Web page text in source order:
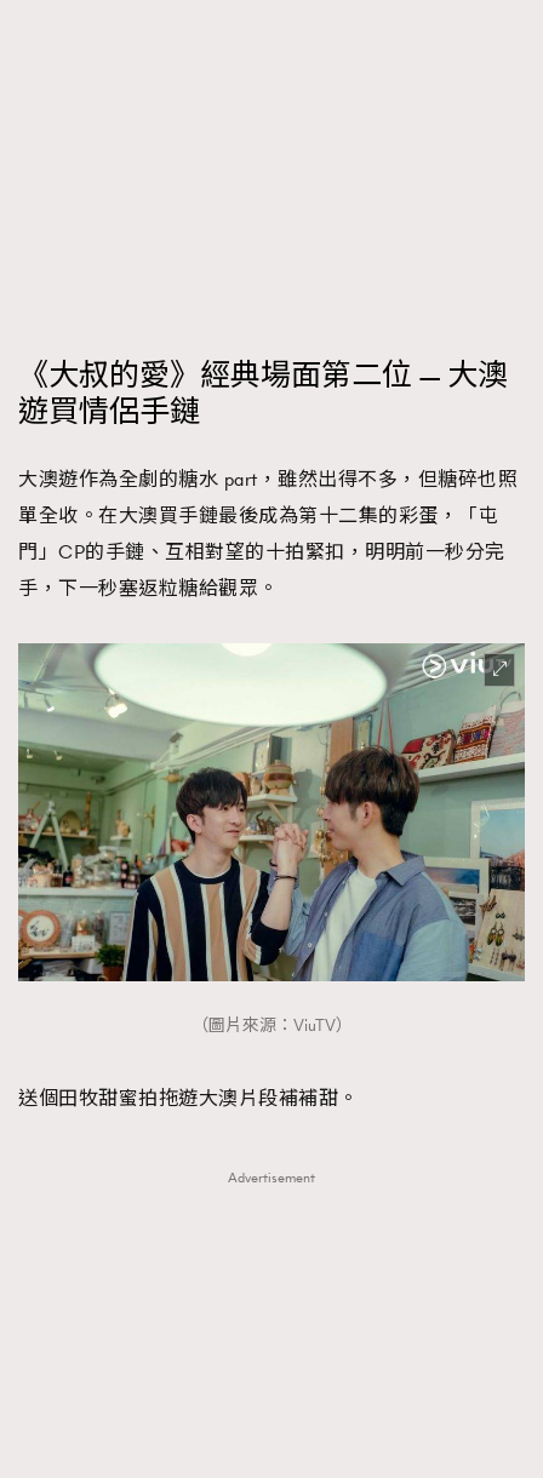
《大叔的愛》經典場面第二位 — 大澳
遊買情侶手鏈
大澳遊作為全劇的糖水 part，雖然出得不多，但糖碎也照
單全收。在大澳買手鏈最後成為第十二集的彩蛋，「屯
門」CP的手鏈、互相對望的十拍緊扣，明明前一秒分完
手，下一秒塞返粒糖給觀眾。
（圖片來源：ViuTV）
送個田牧甜蜜拍拖遊大澳片段補補甜。
Advertisement